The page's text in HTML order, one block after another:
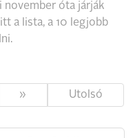
november óta járják
a lista, a 10 legjobb
» Utolsó